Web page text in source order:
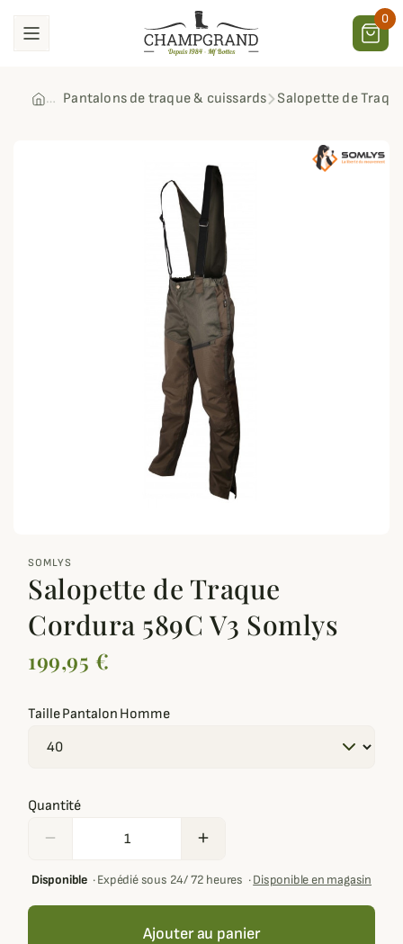
0
Pantalons de traque & cuissards Salopette de
SOMLYS
Salopette de Traque
Cordura 589C V3 Somlys
199,95 €
Taille Pantalon Homme
Quantité
remove add
Disponible·Expédié sous 24/ 72 heures ·Disponible en magasin
Ajouter au panier